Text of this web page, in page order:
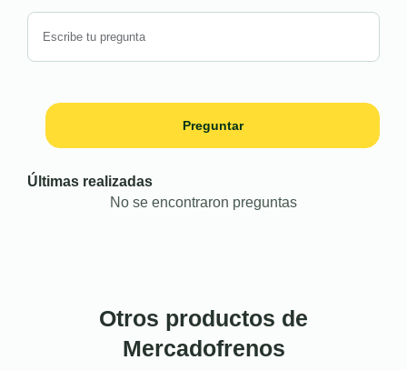
Preguntar
Últimas realizadas
No se encontraron preguntas
Otros productos de
Mercadofrenos